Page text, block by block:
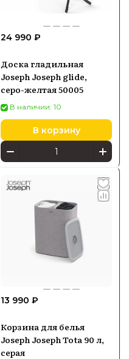
24 990 ₽
Доска гладильная
Joseph Joseph glide,
серо-желтая 50005
В наличии: 10
В корзину
13 990 ₽
Корзина для белья
Joseph Joseph Tota 90 л,
серая